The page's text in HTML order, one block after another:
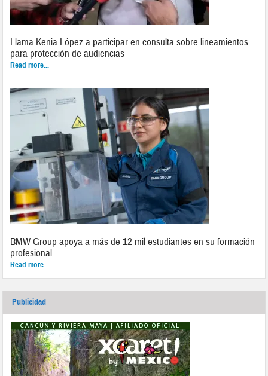
Llama Kenia López a participar en consulta sobre lineamientos
para protección de audiencias
Read more...
BMW Group apoya a más de 12 mil estudiantes en su formación
profesional
Read more...
Publicidad